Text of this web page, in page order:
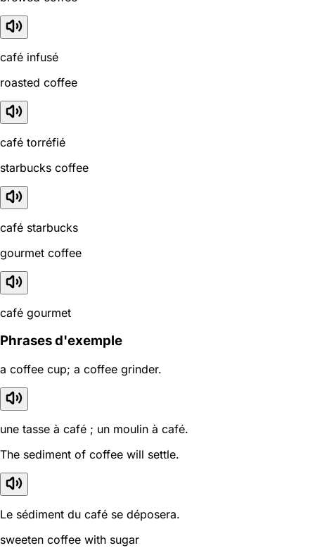
café infusé
roasted coffee
café torréfié
starbucks coffee
café starbucks
gourmet coffee
café gourmet
Phrases d'exemple
a coffee cup; a coffee grinder.
une tasse à café ; un moulin à café.
The sediment of coffee will settle.
Le sédiment du café se déposera.
sweeten coffee with sugar